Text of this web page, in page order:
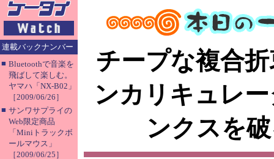
連載バックナンバー
■ Bluetoothで音楽を
飛ばして楽しむ。
ヤマハ「NX-B02」
［2009/06/26］
■ サンワサプライの
Web限定商品
「Miniトラックボ
ールマウス」
［2009/06/25］
チープな複合
ンカリキュレ
ンクスを